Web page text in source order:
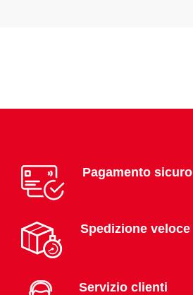
Pagamento sicuro
Spedizione veloce
Servizio clienti